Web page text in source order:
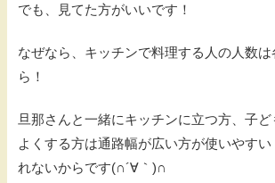
でも、見てた方がいいです！
なぜなら、キッチンで料理する人の人数
ら！
旦那さんと一緒にキッチンに立つ方、子
よくする方は通路幅が広い方が使いやす
れないからです(∩´∀｀)∩